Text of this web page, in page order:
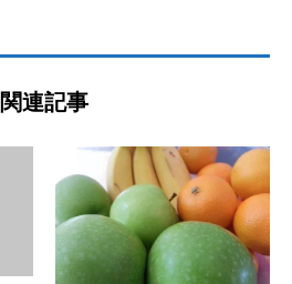
関連記事